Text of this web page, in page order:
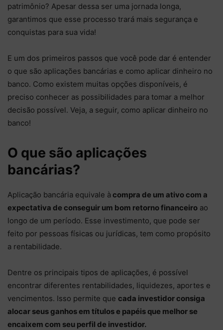
patrimônio? Apesar dessa ser uma jornada longa,
garantimos que esse processo trará mais segurança e
conquistas para sua vida!
E um dos primeiros passos que você pode dar é entender
o que são aplicações bancárias e como aplicar dinheiro no
banco. Como existem muitas opções disponíveis, é
preciso conhecer as possibilidades para tomar a melhor
decisão possível. Veja, a seguir, como aplicar dinheiro no
banco!
O que são aplicações
bancárias?
Aplicação bancária equivale à compra de um ativo com a
expectativa de conseguir um bom retorno financeiro ao
longo de um período. Esse investimento, que pode ser
feito por pessoas físicas ou jurídicas, tem como propósito
a rentabilidade.
Dentre os principais tipos de aplicações, é possível
encontrar diferentes rentabilidades, liquidezes, aportes e
vencimentos. Isso permite que cada investidor consiga
alocar seus ganhos em títulos e papéis que melhor se
encaixem com seu perfil de investidor.